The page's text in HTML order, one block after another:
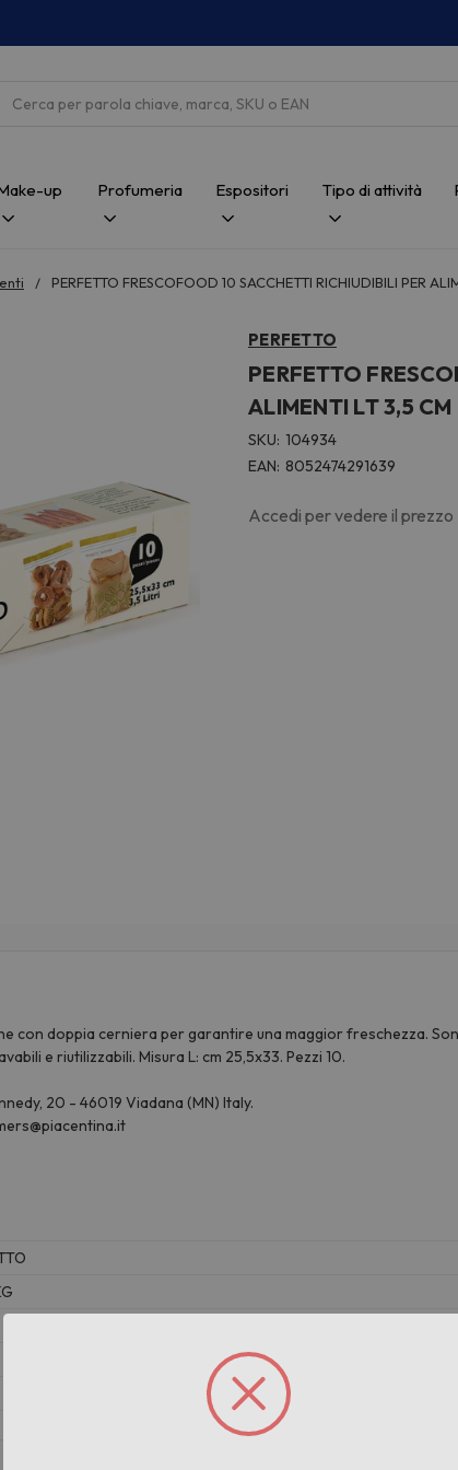
up Profumeria Espositori Tipo di attività
PERFETTO FRESCOFOOD 10 SACCHETTI RICHIUDIBILI PER
PERFETTO
PERFETTO
ALIMENTI LT 3,5
SKU: 104934
EAN: 8052474291639
Accedi per vedere il prezzo
con doppia cerniera per garantire una maggior freschezza.
e riutilizzabili. Misura L: cm 25,5x33. Pezzi 10.
20 - 46019 Viadana (MN) Italy.